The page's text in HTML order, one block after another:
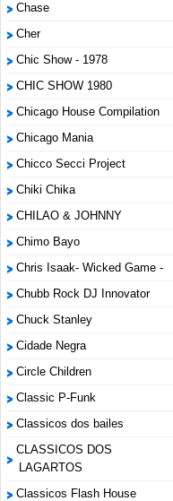
Chase
Cher
Chic Show - 1978
CHIC SHOW 1980
Chicago House Compilation
Chicago Mania
Chicco Secci Project
Chiki Chika
CHILAO & JOHNNY
Chimo Bayo
Chris Isaak- Wicked Game -
Chubb Rock DJ Innovator
Chuck Stanley
Cidade Negra
Circle Children
Classic P-Funk
Classicos dos bailes
CLASSICOS DOS
LAGARTOS
Classicos Flash House